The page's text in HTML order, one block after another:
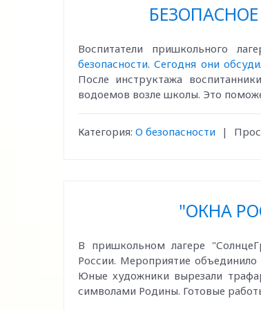
Воспитатели пришкольного
безопасности.Сегодня они
После инструктажа
водоемов возле школы. Это
Категория: О безопасности |
"ОКНА
В пришкольном лагере
России. Мероприятие
Юные художники вырезали
символами Родины. Готовые